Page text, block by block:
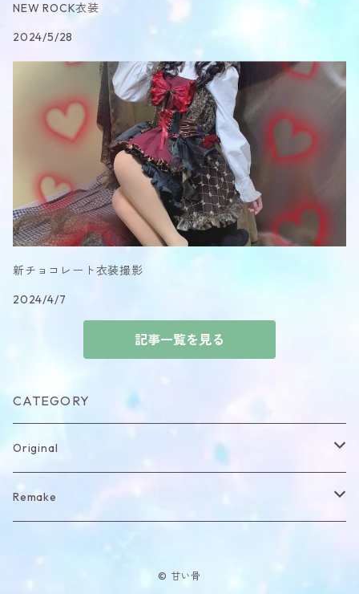
NEW ROCK衣装
2024/5/28
新チョコレート衣装撮影
2024/4/7
記事一覧を見る
CATEGORY
Original
item
Remake
© 甘い骨